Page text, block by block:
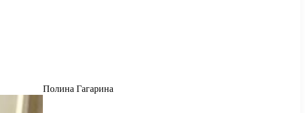
Полина Гагарина